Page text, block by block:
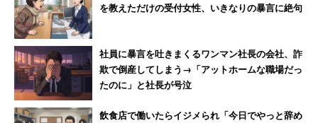
を教えただけの受付女性、いきなりの暴言に絶句
社員に暴言を吐きまくるワンマン社長の会社、詐
欺で倒産してしまう→「アットホームな職場だっ
たのに」と社長が号泣
飲食店で働いたらイジメられ「今日でやっと辞め